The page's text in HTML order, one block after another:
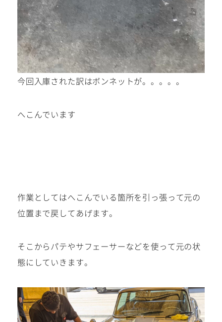
お電話
お気軽にお問い合わせください。
営業時間 10:00～19:00 年中無休！
Instagram/Line/YouTube
今回入庫された訳はボンネットが。。。。。
へこんでいます
作業としてはへこんでいる箇所を引っ張って元の
位置まで戻してあげます。
そこからパテやサフェーサーなどを使って元の状
態にしていきます。